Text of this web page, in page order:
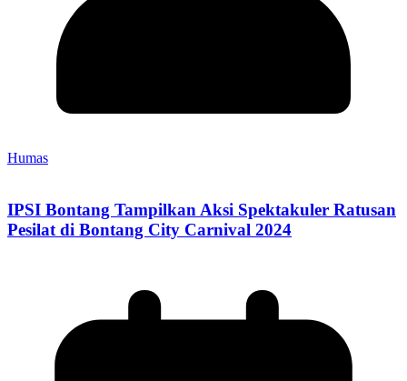
Humas
IPSI Bontang Tampilkan Aksi Spektakuler Ratusan
Pesilat di Bontang City Carnival 2024